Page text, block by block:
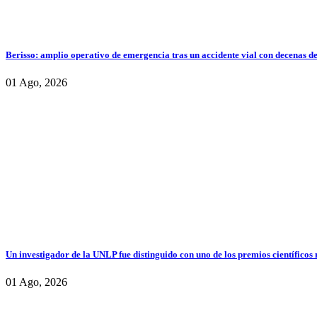
Berisso: amplio operativo de emergencia tras un accidente vial con decenas
01 Ago, 2026
Un investigador de la UNLP fue distinguido con uno de los premios científicos
01 Ago, 2026